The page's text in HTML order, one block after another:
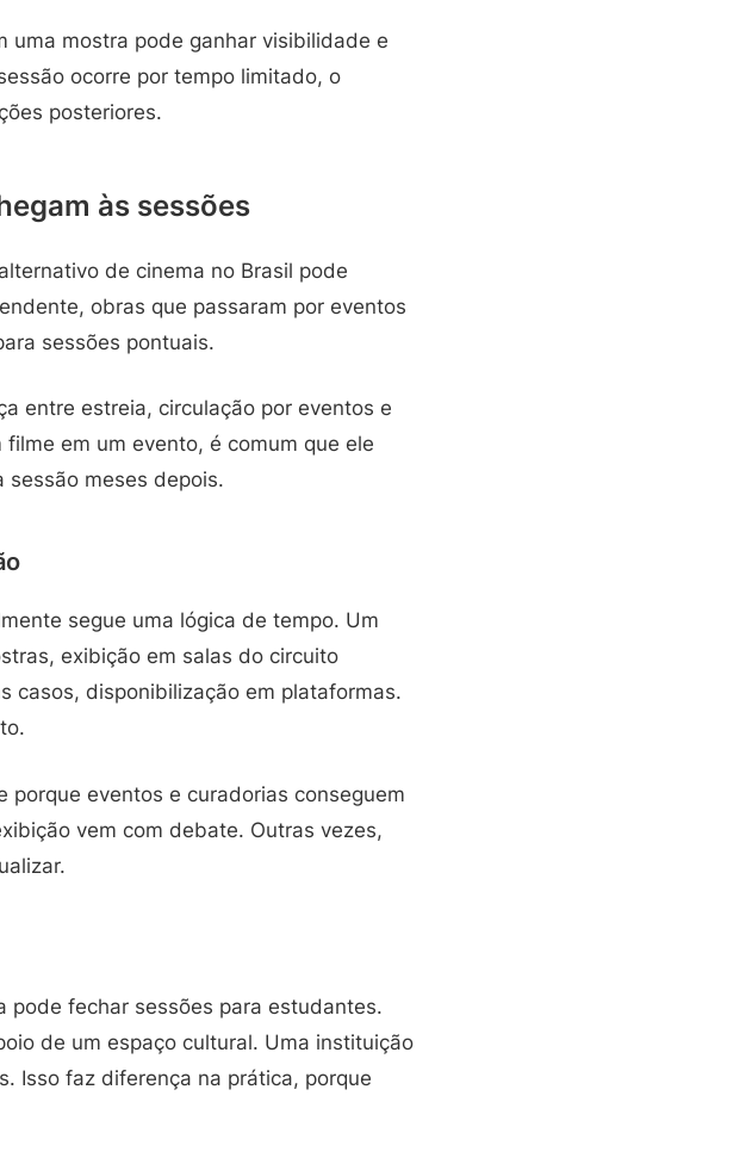
uma mostra pode ganhar visibilidade e
ocorre por tempo limitado, o
posteriores.
às sessões
de cinema no Brasil pode
obras que passaram por eventos
sessões pontuais.
entre estreia, circulação por eventos e
em um evento, é comum que ele
sessão meses depois.
segue uma lógica de tempo. Um
exibição em salas do circuito
casos, disponibilização em plataformas.
eventos e curadorias conseguem
vem com debate. Outras vezes,
pode fechar sessões para estudantes.
de um espaço cultural. Uma instituição
Isso faz diferença na prática, porque